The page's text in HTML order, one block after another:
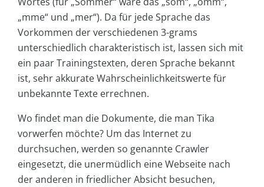
„mme“ und „mer“). Da für jede Sprache das
Vorkommen der verschiedenen 3-grams
unterschiedlich charakteristisch ist, lassen sich mit
ein paar Trainingstexten, deren Sprache bekannt
ist, sehr akkurate Wahrscheinlichkeitswerte für
unbekannte Texte errechnen.
Wo findet man die Dokumente, die man Tika
vorwerfen möchte? Um das Internet zu
durchsuchen, werden so genannte Crawler
eingesetzt, die unermüdlich eine Webseite nach
der anderen in friedlicher Absicht besuchen,